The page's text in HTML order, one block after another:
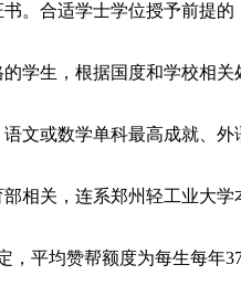
合适学士学位授予前提的
生，根据国度和学校相关
或数学单科最高成就、外
关，连系郑州轻工业大学
平均赞帮额度为每生每年